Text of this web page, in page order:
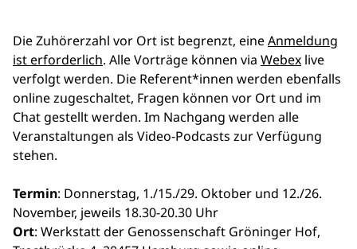
Die Zuhörerzahl vor Ort ist begrenzt, eineAnmeldung
ist erforderlich. Alle Vorträge können via Webex live
verfolgt werden. Die Referent*innen werden ebenfalls
online zugeschaltet, Fragen können vor Ort und im
Chat gestellt werden. Im Nachgang werden alle
Veranstaltungen als Video-Podcasts zur Verfügung
stehen.
Termin: Donnerstag, 1./15./29. Oktober und 12./26.
November, jeweils 18.30-20.30 Uhr
Ort: Werkstatt der Genossenschaft Gröninger Hof,